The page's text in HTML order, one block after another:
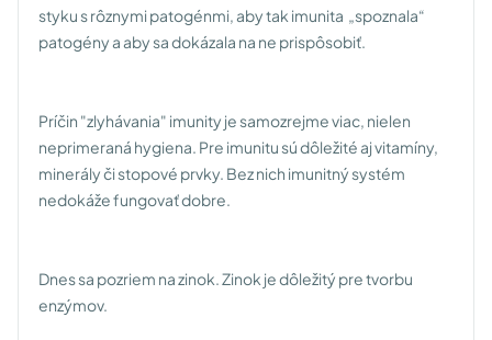
styku s rôznymi patogénmi, aby tak imunita „spoznala“
patogény a aby sa dokázala na ne prispôsobiť.
Príčin "zlyhávania" imunity je samozrejme viac, nielen
neprimeraná hygiena. Pre imunitu sú dôležité aj vitamíny,
minerály či stopové prvky. Bez nich imunitný systém
nedokáže fungovať dobre.
Dnes sa pozriem na zinok. Zinok je dôležitý pre tvorbu
enzýmov.